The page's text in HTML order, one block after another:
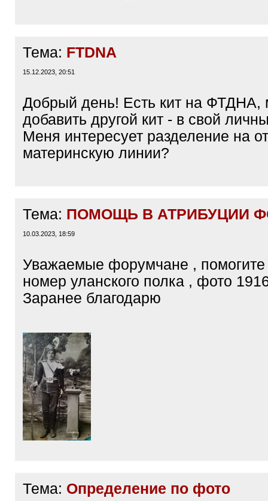
Тема: FTDNA
15.12.2023, 20:51
Добрый день! Есть кит на ФТДНА,
добавить другой кит - в свой
Меня интересует разделение на
материнскую линии?
Тема: ПОМОЩЬ В АТРИБУЦИИ
10.03.2023, 18:59
Уважаемые форумчане , помогите
номер уланского полка , фото
Заранее благодарю
Тема: Определение по фото